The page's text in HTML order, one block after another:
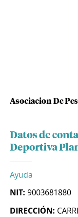
Asociacion De
Datos de
Deportiva
Ayuda
NIT: 9003681880
DIRECCIÓN: